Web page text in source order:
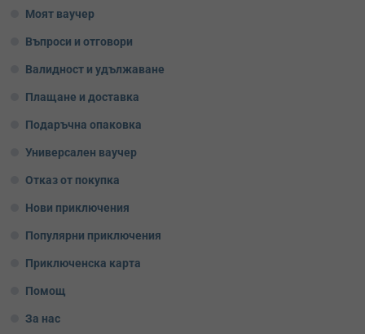
Моят ваучер
Въпроси и отговори
Валидност и удължаване
Плащане и доставка
Подаръчна опаковка
Универсален ваучер
Отказ от покупка
Нови приключения
Популярни приключения
Приключенска карта
Помощ
За нас